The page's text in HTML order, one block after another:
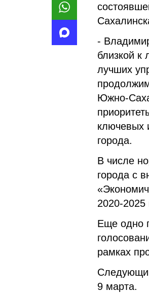
-
близкой к
лучших
Южно-
ключевых
города.
В числе
города с
2020-2025
Еще одно
рамках
9 марта.